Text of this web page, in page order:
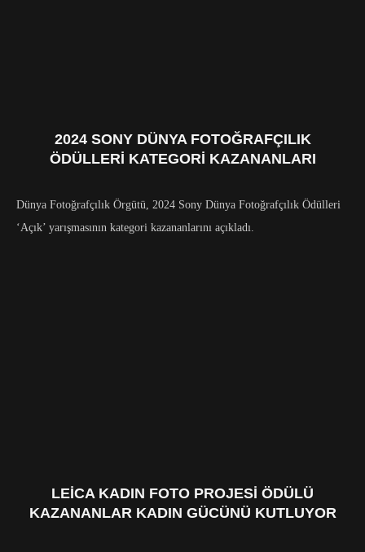
2024 SONY DÜNYA FOTOĞRAFÇILIK
ÖDÜLLERI KATEGORI KAZANANLARI
Dünya Fotoğrafçılık Örgütü, 2024 Sony Dünya Fotoğrafçılık Ödülleri
‘Açık’ yarışmasının kategori kazananlarını açıkladı.
LEICA KADIN FOTO PROJESI ÖDÜLÜ
KAZANANLAR KADIN GÜCÜNÜ KUTLUYOR